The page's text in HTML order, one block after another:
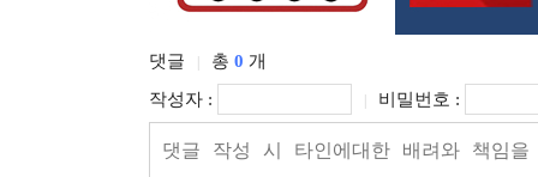
댓글 총 0 개
작성자 :
비밀번호 :